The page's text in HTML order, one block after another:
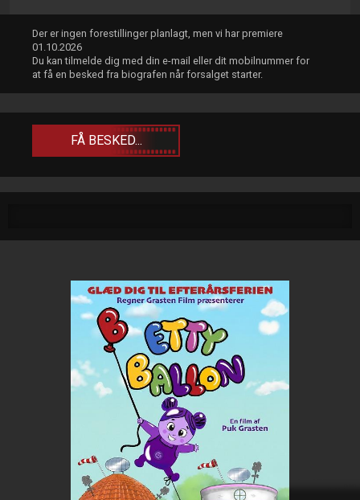
Der er ingen forestillinger planlagt, men vi har premiere
01.10.2026
Du kan tilmelde dig med din e-mail eller dit mobilnummer for
at få en besked fra biografen når forsalget starter.
FÅ BESKED...